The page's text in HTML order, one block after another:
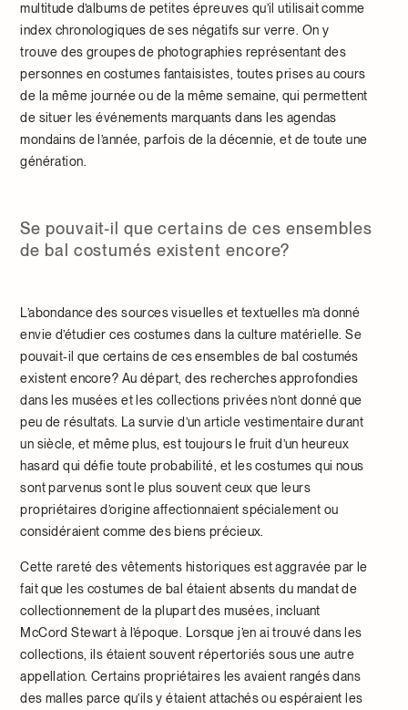
multitude d’albums de petites épreuves qu’il utilisait comme
index chronologiques de ses négatifs sur verre. On y
trouve des groupes de photographies représentant des
personnes en costumes fantaisistes, toutes prises au cours
de la même journée ou de la même semaine, qui permettent
de situer les événements marquants dans les agendas
mondains de l’année, parfois de la décennie, et de toute une
génération.
Se pouvait-il que certains de ces ensembles
de bal costumés existent encore?
L’abondance des sources visuelles et textuelles m’a donné
envie d’étudier ces costumes dans la culture matérielle. Se
pouvait-il que certains de ces ensembles de bal costumés
existent encore? Au départ, des recherches approfondies
dans les musées et les collections privées n’ont donné que
peu de résultats. La survie d’un article vestimentaire durant
un siècle, et même plus, est toujours le fruit d’un heureux
hasard qui défie toute probabilité, et les costumes qui nous
sont parvenus sont le plus souvent ceux que leurs
propriétaires d’origine affectionnaient spécialement ou
considéraient comme des biens précieux.
Cette rareté des vêtements historiques est aggravée par le
fait que les costumes de bal étaient absents du mandat de
collectionnement de la plupart des musées, incluant
McCord Stewart à l’époque. Lorsque j’en ai trouvé dans les
collections, ils étaient souvent répertoriés sous une autre
appellation. Certains propriétaires les avaient rangés dans
des malles parce qu’ils y étaient attachés ou espéraient les